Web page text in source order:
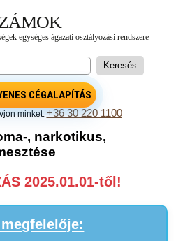
CÉGALAPÍTÁS
minket:+36 30 220 1100
, narkotikus,
2025.01.01-től!